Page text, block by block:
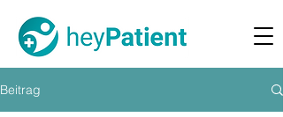
Beitrag